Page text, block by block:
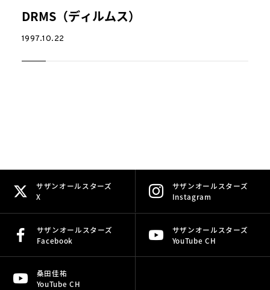
DRMS（ディルムス）
1997.10.22
サザンオールスターズ
X
サザンオールスターズ
Instagram
サザンオールスターズ
Facebook
サザンオールスターズ
YouTube CH
桑田佳祐
YouTube CH